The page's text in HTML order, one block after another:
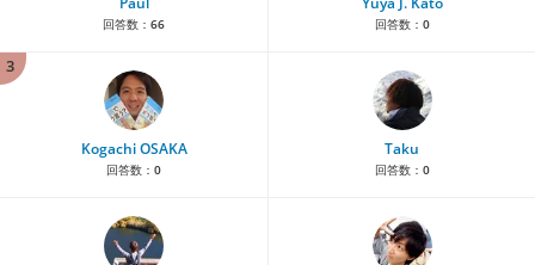
回答数： 66 回答数： 0
3
Kogachi OSAKA
回答数： 0
Taku
回答数： 0